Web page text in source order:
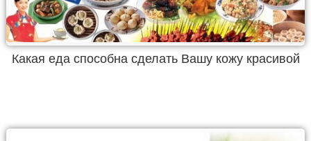
Какая еда способна сделать Вашу кожу красивой